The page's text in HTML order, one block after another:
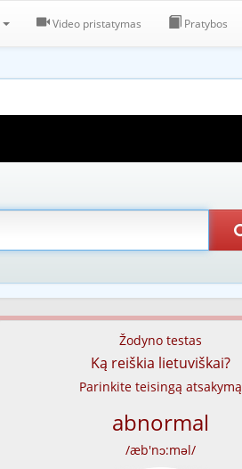
Video pristatymas Pratybos
Žodyno testas
Ką reiškia lietuviškai?
Parinkite teisingą atsakymą
abnormal
/æb'nɔ:məl/